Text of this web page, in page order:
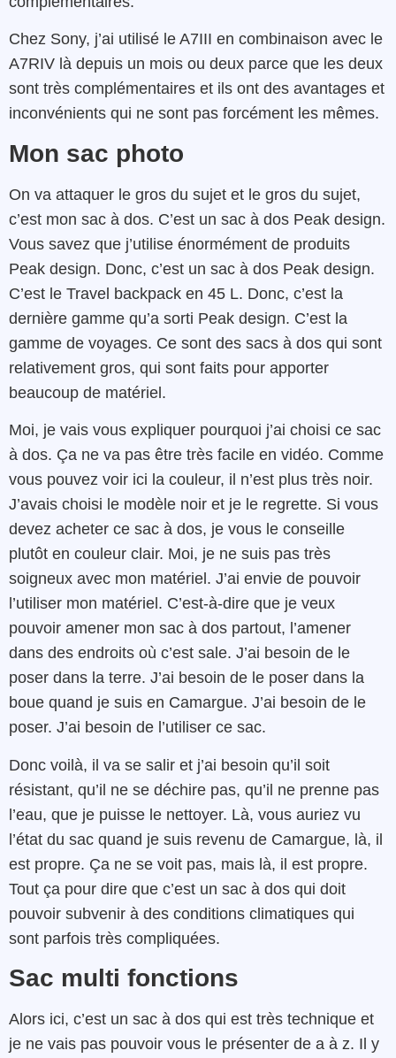
Chez Sony, j’ai utilisé le A7III en combinaison avec le
A7RIV là depuis un mois ou deux parce que les deux
sont très complémentaires et ils ont des avantages et
inconvénients qui ne sont pas forcément les mêmes.
Mon sac photo
On va attaquer le gros du sujet et le gros du sujet,
c’est mon sac à dos. C’est un sac à dos Peak design.
Vous savez que j’utilise énormément de produits
Peak design. Donc, c’est un sac à dos Peak design.
C’est le Travel backpack en 45 L. Donc, c’est la
dernière gamme qu’a sorti Peak design. C’est la
gamme de voyages. Ce sont des sacs à dos qui sont
relativement gros, qui sont faits pour apporter
beaucoup de matériel.
Moi, je vais vous expliquer pourquoi j’ai choisi ce sac
à dos. Ça ne va pas être très facile en vidéo. Comme
vous pouvez voir ici la couleur, il n’est plus très noir.
J’avais choisi le modèle noir et je le regrette. Si vous
devez acheter ce sac à dos, je vous le conseille
plutôt en couleur clair. Moi, je ne suis pas très
soigneux avec mon matériel. J’ai envie de pouvoir
l’utiliser mon matériel. C’est-à-dire que je veux
pouvoir amener mon sac à dos partout, l’amener
dans des endroits où c’est sale. J’ai besoin de le
poser dans la terre. J’ai besoin de le poser dans la
boue quand je suis en Camargue. J’ai besoin de le
poser. J’ai besoin de l’utiliser ce sac.
Donc voilà, il va se salir et j’ai besoin qu’il soit
résistant, qu’il ne se déchire pas, qu’il ne prenne pas
l’eau, que je puisse le nettoyer. Là, vous auriez vu
l’état du sac quand je suis revenu de Camargue, là, il
est propre. Ça ne se voit pas, mais là, il est propre.
Tout ça pour dire que c’est un sac à dos qui doit
pouvoir subvenir à des conditions climatiques qui
sont parfois très compliquées.
Sac multi fonctions
Alors ici, c’est un sac à dos qui est très technique et
je ne vais pas pouvoir vous le présenter de a à z. Il y